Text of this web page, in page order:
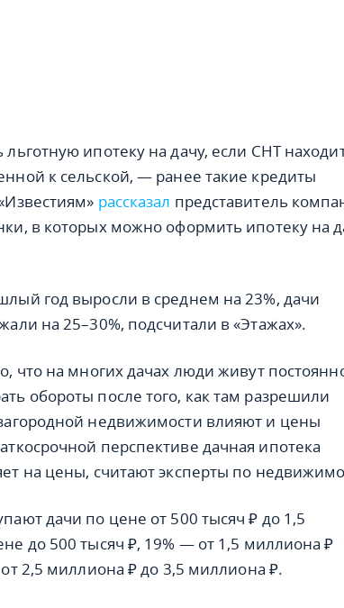
льготную ипотеку на дачу, если СНТ
к сельской, — ранее такие кредиты
рассказал представитель
в которых можно оформить ипотеку на
год выросли в среднем на 23%, дачи
на 25–30%, подсчитали в «Этажах».
что на многих дачах люди живут
обороты после того, как там разрешили
недвижимости влияют и цены
перспективе дачная ипотека
на цены, считают эксперты по
дачи по цене от 500 тысяч ₽ до 1,5
до 500 тысяч ₽, 19% — от 1,5 миллиона ₽
2,5 миллиона ₽ до 3,5 миллиона ₽.